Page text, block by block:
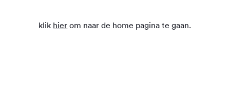
klik hier om naar de home pagina te gaan.